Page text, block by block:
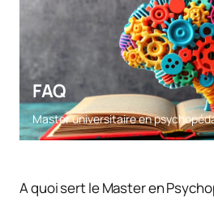
FAQ
Master universitaire en
A quoi sert le Master en